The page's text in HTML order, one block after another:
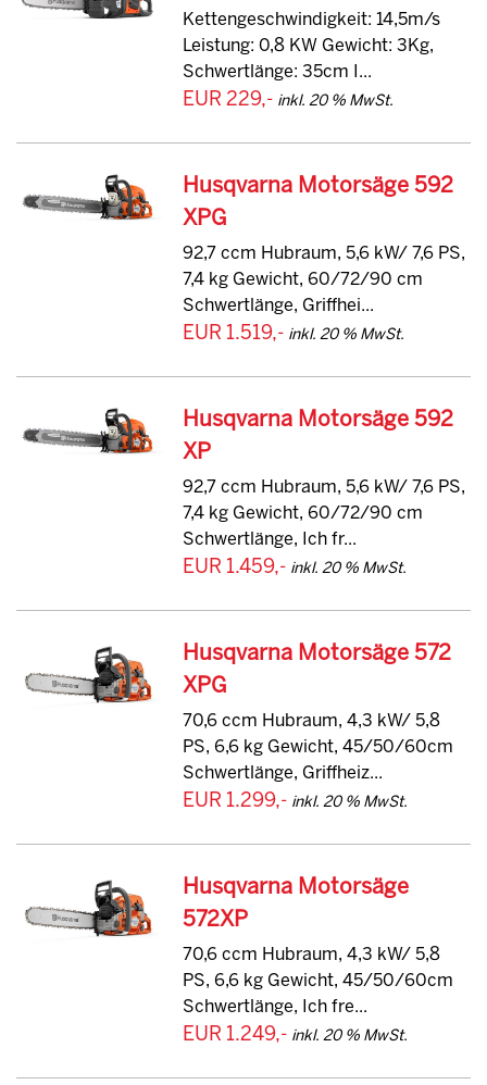
Kettengeschwindigkeit: 14,5m/s
Leistung: 0,8 KW Gewicht: 3Kg,
Schwertlänge: 35cm I...
EUR 229,- inkl. 20 % MwSt.
Husqvarna Motorsäge 592
XPG
92,7 ccm Hubraum, 5,6 kW/ 7,6 PS,
7,4 kg Gewicht, 60/72/90 cm
Schwertlänge, Griffhei...
EUR 1.519,- inkl. 20 % MwSt.
Husqvarna Motorsäge 592
XP
92,7 ccm Hubraum, 5,6 kW/ 7,6 PS,
7,4 kg Gewicht, 60/72/90 cm
Schwertlänge, Ich fr...
EUR 1.459,- inkl. 20 % MwSt.
Husqvarna Motorsäge 572
XPG
70,6 ccm Hubraum, 4,3 kW/ 5,8
PS, 6,6 kg Gewicht, 45/50/60cm
Schwertlänge, Griffheiz...
EUR 1.299,- inkl. 20 % MwSt.
Husqvarna Motorsäge
572XP
70,6 ccm Hubraum, 4,3 kW/ 5,8
PS, 6,6 kg Gewicht, 45/50/60cm
Schwertlänge, Ich fre...
EUR 1.249,- inkl. 20 % MwSt.